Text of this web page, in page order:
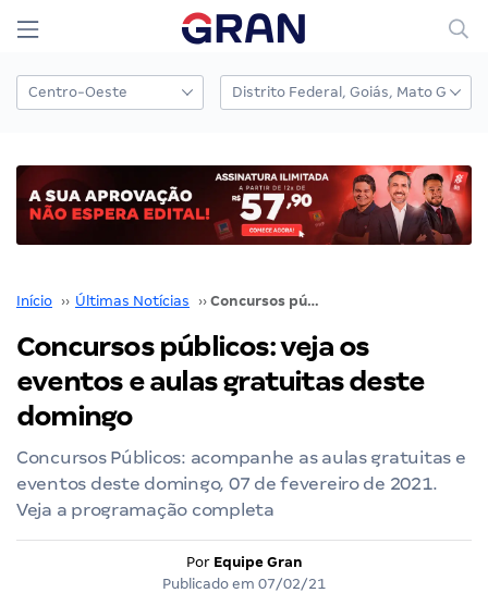
Início ›› Últimas Notícias ›› Concursos públicos: veja os eventos e aulas gratuitas deste domingo
Concursos públicos: veja os
eventos e aulas gratuitas deste
domingo
Concursos Públicos: acompanhe as aulas gratuitas e
eventos deste domingo, 07 de fevereiro de 2021.
Veja a programação completa
Por Equipe Gran
Publicado em 07/02/21